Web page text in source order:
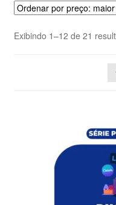
Exibindo 1–12 de 21